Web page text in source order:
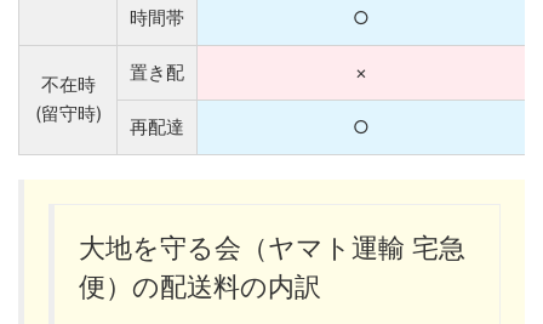
時間帯 ○
不在時
(留守時)
置き配 ×
再配達 ○
大地を守る会（ヤマト運輸 宅急
便）の配送料の内訳